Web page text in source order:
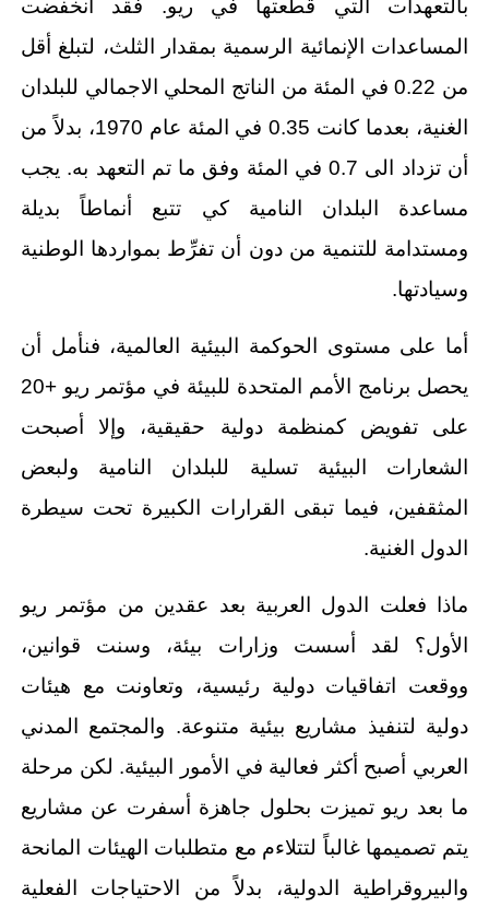
بالتعهدات التي قطعتها في ريو. فقد انخفضت
المساعدات الإنمائية الرسمية بمقدار الثلث، لتبلغ أقل
من 0.22 في المئة من الناتج المحلي الاجمالي للبلدان
الغنية، بعدما كانت 0.35 في المئة عام 1970، بدلاً من
أن تزداد الى 0.7 في المئة وفق ما تم التعهد به. يجب
مساعدة البلدان النامية كي تتبع أنماطاً بديلة
ومستدامة للتنمية من دون أن تفرِّط بمواردها الوطنية
وسيادتها.
أما على مستوى الحوكمة البيئية العالمية، فنأمل أن
يحصل برنامج الأمم المتحدة للبيئة في مؤتمر ريو +20
على تفويض كمنظمة دولية حقيقية، وإلا أصبحت
الشعارات البيئية تسلية للبلدان النامية ولبعض
المثقفين، فيما تبقى القرارات الكبيرة تحت سيطرة
الدول الغنية.
ماذا فعلت الدول العربية بعد عقدين من مؤتمر ريو
الأول؟ لقد أسست وزارات بيئة، وسنت قوانين،
ووقعت اتفاقيات دولية رئيسية، وتعاونت مع هيئات
دولية لتنفيذ مشاريع بيئية متنوعة. والمجتمع المدني
العربي أصبح أكثر فعالية في الأمور البيئية. لكن مرحلة
ما بعد ريو تميزت بحلول جاهزة أسفرت عن مشاريع
يتم تصميمها غالباً لتتلاءم مع متطلبات الهيئات المانحة
والبيروقراطية الدولية، بدلاً من الاحتياجات الفعلية